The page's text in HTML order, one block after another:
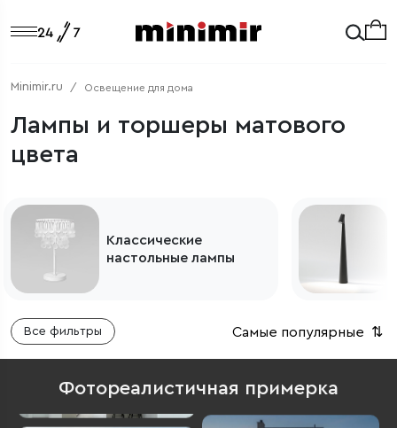
Minimir.ru Освещение для дома
Лампы и торшеры матового
цвета
Классические
настольные лампы
Все фильтры Самые популярные ⇅
Фотореалистичная примерка